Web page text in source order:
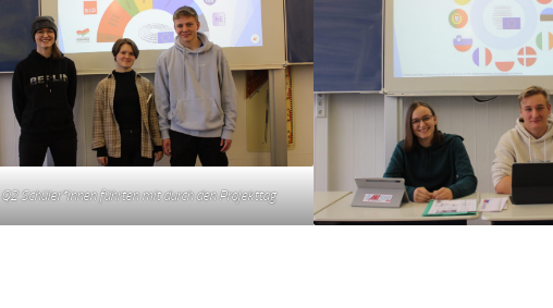
Q2 Schüler*innen führten mit durch den Projekttag